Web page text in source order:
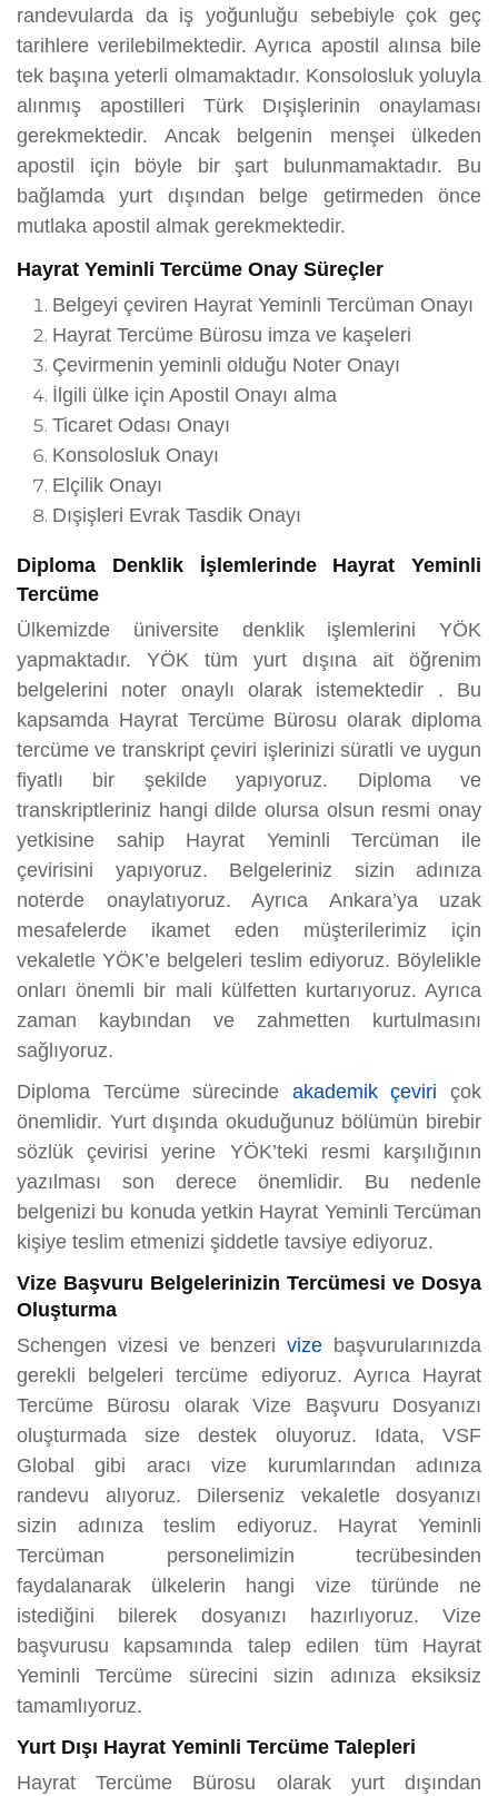
randevularda da iş yoğunluğu sebebiyle çok geç
tarihlere verilebilmektedir. Ayrıca apostil alınsa bile
tek başına yeterli olmamaktadır. Konsolosluk yoluyla
alınmış apostilleri Türk Dışişlerinin onaylaması
gerekmektedir. Ancak belgenin menşei ülkeden
apostil için böyle bir şart bulunmamaktadır. Bu
bağlamda yurt dışından belge getirmeden önce
mutlaka apostil almak gerekmektedir.
Hayrat Yeminli Tercüme Onay Süreçler
Belgeyi çeviren Hayrat Yeminli Tercüman Onayı
Hayrat Tercüme Bürosu imza ve kaşeleri
Çevirmenin yeminli olduğu Noter Onayı
İlgili ülke için Apostil Onayı alma
Ticaret Odası Onayı
Konsolosluk Onayı
Elçilik Onayı
Dışişleri Evrak Tasdik Onayı
Diploma Denklik İşlemlerinde Hayrat Yeminli
Tercüme
Ülkemizde üniversite denklik işlemlerini YÖK
yapmaktadır. YÖK tüm yurt dışına ait öğrenim
belgelerini noter onaylı olarak istemektedir . Bu
kapsamda Hayrat Tercüme Bürosu olarak diploma
tercüme ve transkript çeviri işlerinizi süratli ve uygun
fiyatlı bir şekilde yapıyoruz. Diploma ve
transkriptleriniz hangi dilde olursa olsun resmi onay
yetkisine sahip Hayrat Yeminli Tercüman ile
çevirisini yapıyoruz. Belgeleriniz sizin adınıza
noterde onaylatıyoruz. Ayrıca Ankara’ya uzak
mesafelerde ikamet eden müşterilerimiz için
vekaletle YÖK’e belgeleri teslim ediyoruz. Böylelikle
onları önemli bir mali külfetten kurtarıyoruz. Ayrıca
zaman kaybından ve zahmetten kurtulmasını
sağlıyoruz.
Diploma Tercüme sürecinde akademik çeviri çok
önemlidir. Yurt dışında okuduğunuz bölümün birebir
sözlük çevirisi yerine YÖK’teki resmi karşılığının
yazılması son derece önemlidir. Bu nedenle
belgenizi bu konuda yetkin Hayrat Yeminli Tercüman
kişiye teslim etmenizi şiddetle tavsiye ediyoruz.
Vize Başvuru Belgelerinizin Tercümesi ve Dosya
Oluşturma
Schengen vizesi ve benzerivize başvurularınızda
gerekli belgeleri tercüme ediyoruz. Ayrıca Hayrat
Tercüme Bürosu olarak Vize Başvuru Dosyanızı
oluşturmada size destek oluyoruz. Idata, VSF
Global gibi aracı vize kurumlarından adınıza
randevu alıyoruz. Dilerseniz vekaletle dosyanızı
sizin adınıza teslim ediyoruz. Hayrat Yeminli
Tercüman personelimizin tecrübesinden
faydalanarak ülkelerin hangi vize türünde ne
istediğini bilerek dosyanızı hazırlıyoruz. Vize
başvurusu kapsamında talep edilen tüm Hayrat
Yeminli Tercüme sürecini sizin adınıza eksiksiz
tamamlıyoruz.
Yurt Dışı Hayrat Yeminli Tercüme Talepleri
Hayrat Tercüme Bürosu olarak yurt dışından